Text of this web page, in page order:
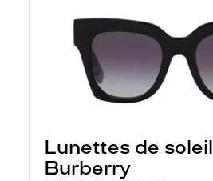
Lunettes de soleil
Burberry